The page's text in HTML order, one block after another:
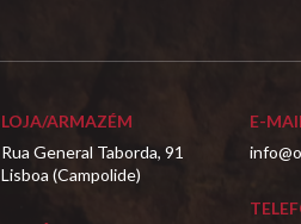
LOJA/ARMAZÉM
Rua General Taborda, 91
Lisboa (Campolide)
E-